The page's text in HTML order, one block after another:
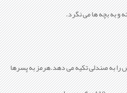
به بچه ها می نگرد.
را به صندلی تکيه می دهد.هرمز به پسرها